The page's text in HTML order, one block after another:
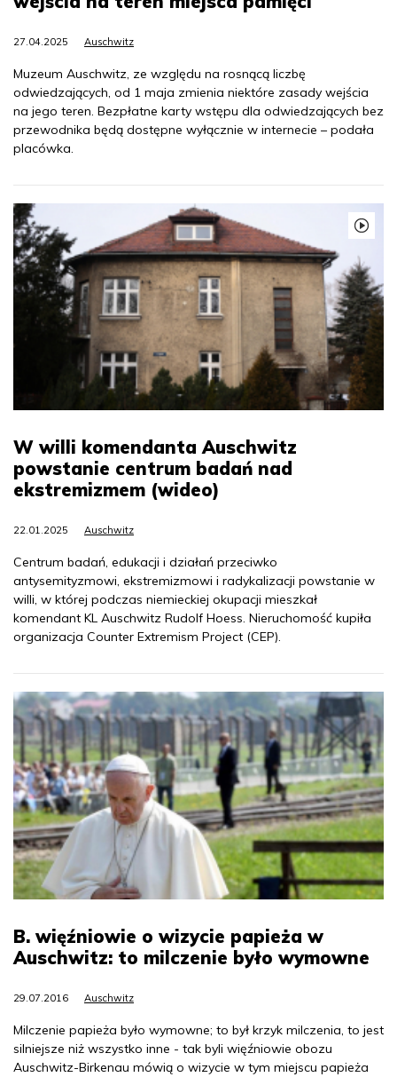
27.04.2025 Auschwitz
Muzeum Auschwitz, ze względu na rosnącą liczbę
odwiedzających, od 1 maja zmienia niektóre zasady wejścia
na jego teren. Bezpłatne karty wstępu dla odwiedzających bez
przewodnika będą dostępne wyłącznie w internecie – podała
placówka.
W willi komendanta Auschwitz
powstanie centrum badań nad
ekstremizmem (wideo)
22.01.2025 Auschwitz
Centrum badań, edukacji i działań przeciwko
antysemityzmowi, ekstremizmowi i radykalizacji powstanie w
willi, w której podczas niemieckiej okupacji mieszkał
komendant KL Auschwitz Rudolf Hoess. Nieruchomość kupiła
organizacja Counter Extremism Project (CEP).
B. więźniowie o wizycie papieża w
Auschwitz: to milczenie było wymowne
29.07.2016 Auschwitz
Milczenie papieża było wymowne; to był krzyk milczenia, to jest
silniejsze niż wszystko inne - tak byli więźniowie obozu
Auschwitz-Birkenau mówią o wizycie w tym miejscu papieża